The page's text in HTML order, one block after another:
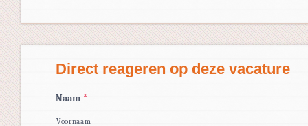
Direct reageren op deze vacature
Naam *
Voornaam